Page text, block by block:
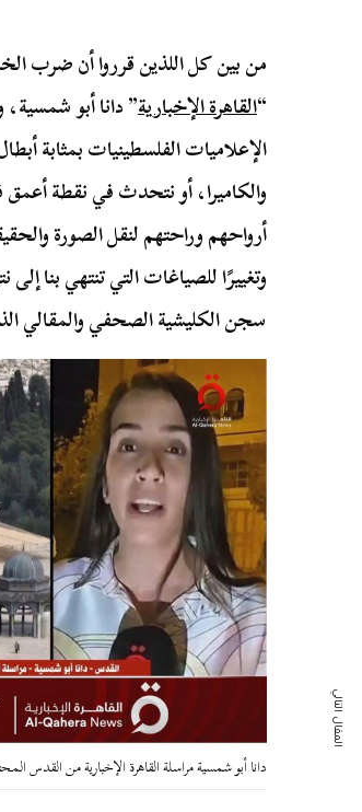
من بين كل اللذين قرروا أن ضرب
“القاهرة الإخبارية” دانا أبو
الإعلاميات الفلسطينيات بمثابة
والكاميرا، أو نتحدث في نقطة
أرواحهم وراحتهم لنقل الصورة
وتغييرًا للصياغات التي تنتهي بنا
سجن الكليشية الصحفي والمقالي
دانا أبو شمسية مراسلة القاهرة الإخبارية من القدس
المقال التالي